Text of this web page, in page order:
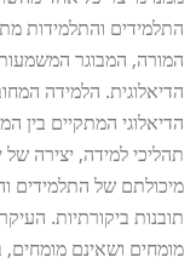
התלמידים והתלמידות
המורה, המבוגר
הדיאלוגית. הלמידה
הדיאלוגי המתקיים בין
תהליכי למידה, יצירה
מיכולתם של התלמידים
תובנות ביקורתיות.
מומחים ושאינם מומחים,